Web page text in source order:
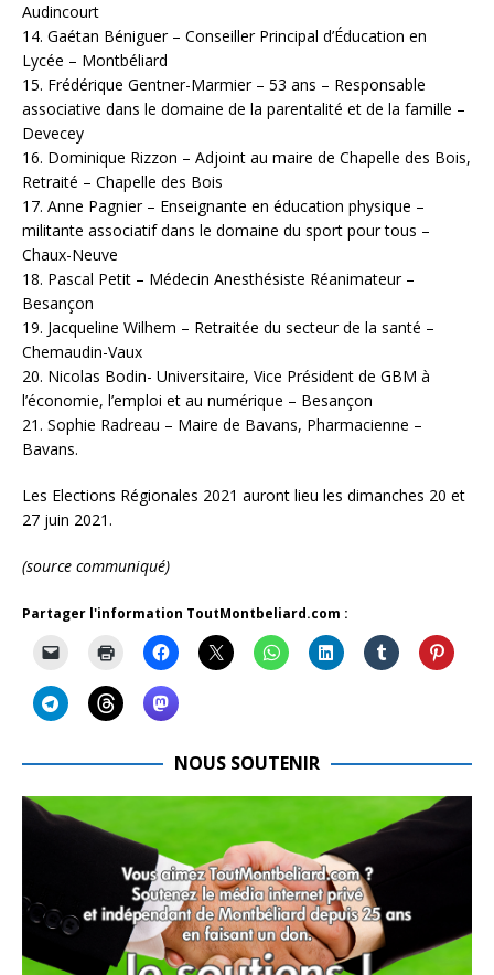
Audincourt
14. Gaétan Béniguer – Conseiller Principal d’Éducation en
Lycée – Montbéliard
15. Frédérique Gentner-Marmier – 53 ans – Responsable
associative dans le domaine de la parentalité et de la famille –
Devecey
16. Dominique Rizzon – Adjoint au maire de Chapelle des Bois,
Retraité – Chapelle des Bois
17. Anne Pagnier – Enseignante en éducation physique –
militante associatif dans le domaine du sport pour tous –
Chaux-Neuve
18. Pascal Petit – Médecin Anesthésiste Réanimateur –
Besançon
19. Jacqueline Wilhem – Retraitée du secteur de la santé –
Chemaudin-Vaux
20. Nicolas Bodin- Universitaire, Vice Président de GBM à
l’économie, l’emploi et au numérique – Besançon
21. Sophie Radreau – Maire de Bavans, Pharmacienne –
Bavans.
Les Elections Régionales 2021 auront lieu les dimanches 20 et
27 juin 2021.
(source communiqué)
Partager l'information ToutMontbeliard.com :
NOUS SOUTENIR